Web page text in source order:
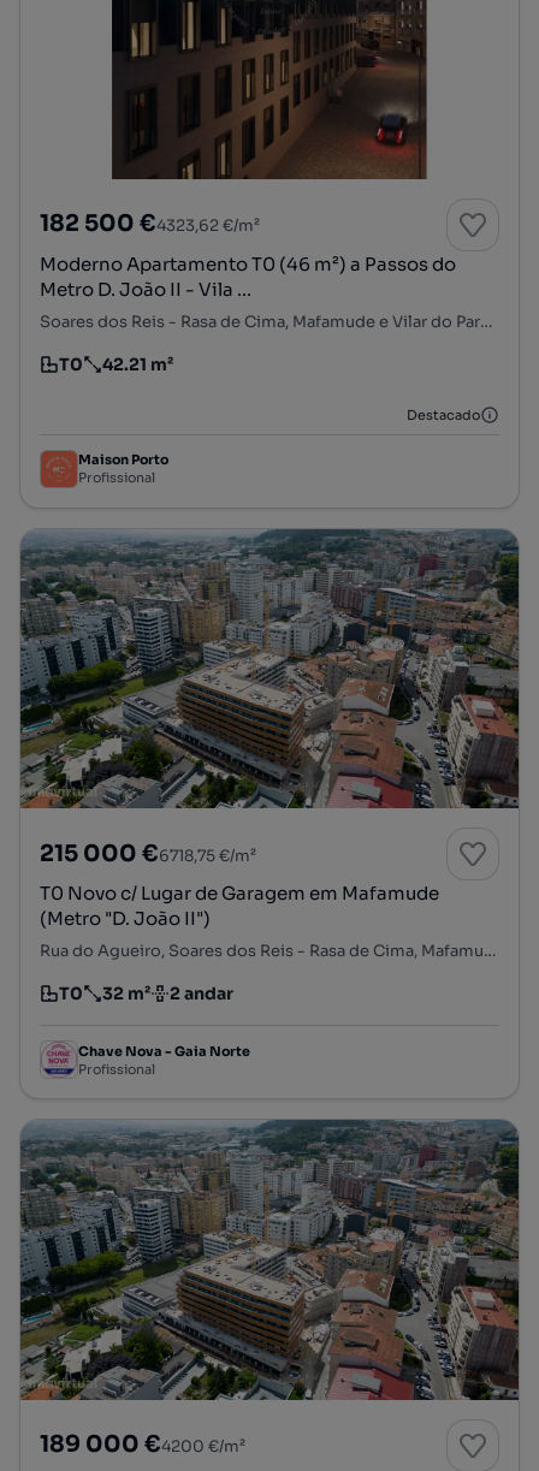
182 500 €4323,62 €/m²
Moderno Apartamento T0 (46 m²) a Passos do
Metro D. João II - Vila ...
Soares dos Reis - Rasa de Cima, Mafamude e Vilar do Paraíso, Vila Nova de Gaia, Porto
Tipologia
T0
Preço por metro quadrado
42.21 m²
Destacado
Maison Porto
Profissional
215 000 €6718,75 €/m²
T0 Novo c/ Lugar de Garagem em Mafamude
(Metro "D. João II")
Rua do Agueiro, Soares dos Reis - Rasa de Cima, Mafamude e Vilar do Paraíso, Vila Nova de Gaia, Porto
Tipologia
T0
Preço por metro quadrado
32 m²
Andar 2 andar
Chave Nova - Gaia Norte
Profissional
189 000 €4200 €/m²